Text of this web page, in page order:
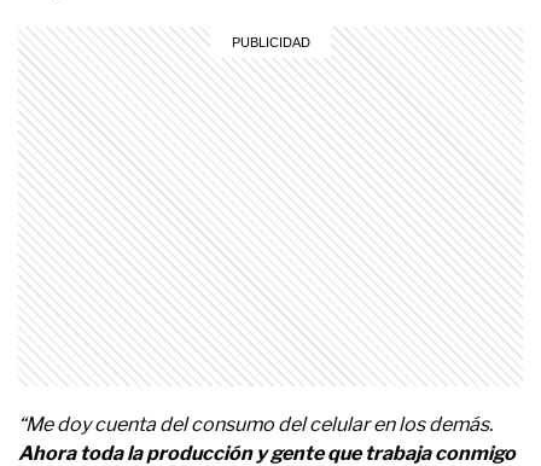
“Me doy cuenta del consumo del celular en los demás.
Ahora toda la producción y gente que trabaja conmigo